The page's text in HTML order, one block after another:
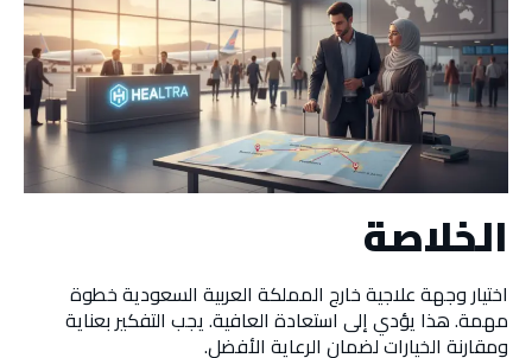
الخلاصة
اختيار وجهة علاجية خارج المملكة العربية السعودية خطوة
مهمة. هذا يؤدي إلى استعادة العافية. يجب التفكير بعناية
ومقارنة الخيارات لضمان الرعاية الأفضل.